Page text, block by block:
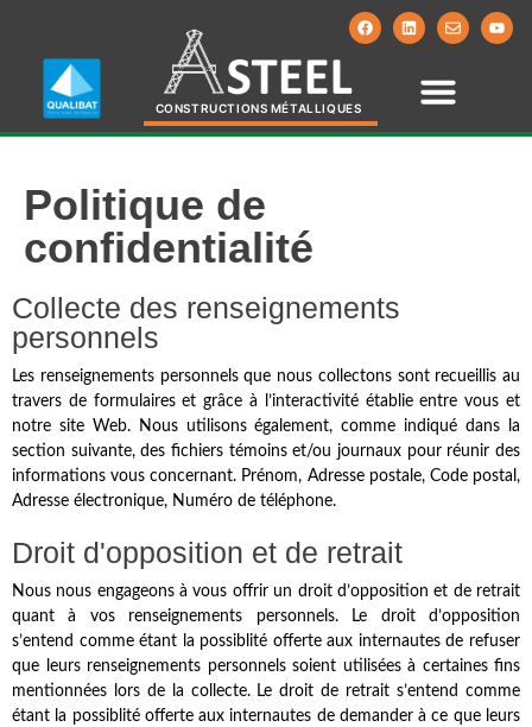
CONSTRUCTIONS MÉTALLIQUES
Politique de
confidentialité
Collecte des renseignements
personnels
Les renseignements personnels que nous collectons sont recueillis au
travers de formulaires et grâce à l’interactivité établie entre vous et
notre site Web. Nous utilisons également, comme indiqué dans la
section suivante, des fichiers témoins et/ou journaux pour réunir des
informations vous concernant. Prénom, Adresse postale, Code postal,
Adresse électronique, Numéro de téléphone.
Droit d'opposition et de retrait
Nous nous engageons à vous offrir un droit d’opposition et de retrait
quant à vos renseignements personnels. Le droit d’opposition
s’entend comme étant la possiblité offerte aux internautes de refuser
que leurs renseignements personnels soient utilisées à certaines fins
mentionnées lors de la collecte. Le droit de retrait s’entend comme
étant la possiblité offerte aux internautes de demander à ce que leurs